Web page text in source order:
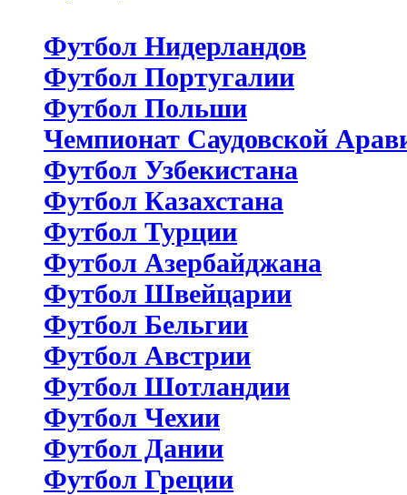
Футбол Нидерландов
Футбол Португалии
Футбол Польши
Чемпионат Саудовской
Футбол Узбекистана
Футбол Казахстана
Футбол Турции
Футбол Азербайджана
Футбол Швейцарии
Футбол Бельгии
Футбол Австрии
Футбол Шотландии
Футбол Чехии
Футбол Дании
Футбол Греции